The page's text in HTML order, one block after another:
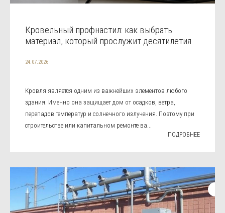
Кровельный профнастил: как выбрать
материал, который прослужит десятилетия
24.07.2026
Кровля является одним из важнейших элементов любого
здания. Именно она защищает дом от осадков, ветра,
перепадов температур и солнечного излучения. Поэтому при
строительстве или капитальном ремонте ва...
ПОДРОБНЕЕ